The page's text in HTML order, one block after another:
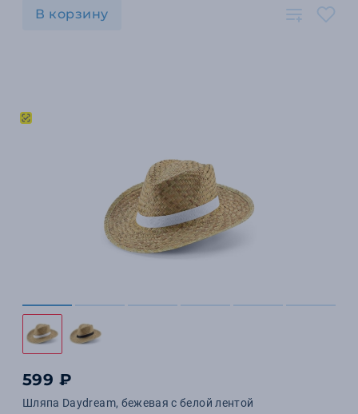
В корзину
599 ₽
Шляпа Daydream, бежевая с белой лентой